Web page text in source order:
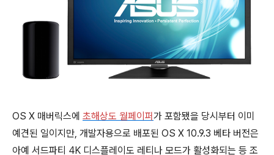
OS X 매버릭스에 초해상도 월페이퍼가 포함됐을 당시부터 이미
예견된 일이지만, 개발자용으로 배포된 OS X 10.9.3 베타 버전은
아예 서드파티 4K 디스플레이도 레티나 모드가 활성화되는 등 조